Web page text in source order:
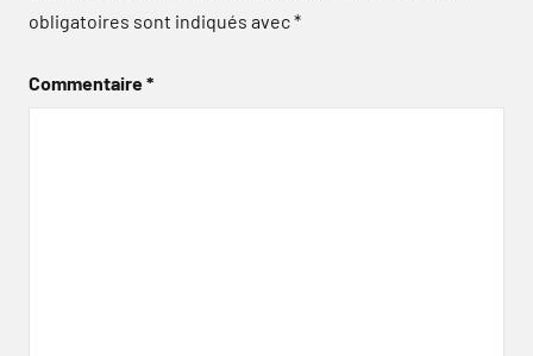
obligatoires sont indiqués avec*
Commentaire*